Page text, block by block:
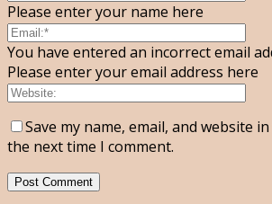
Please enter your name here
You have entered an incorrect email
Please enter your email address here
Save my name, email, and website
the next time I comment.